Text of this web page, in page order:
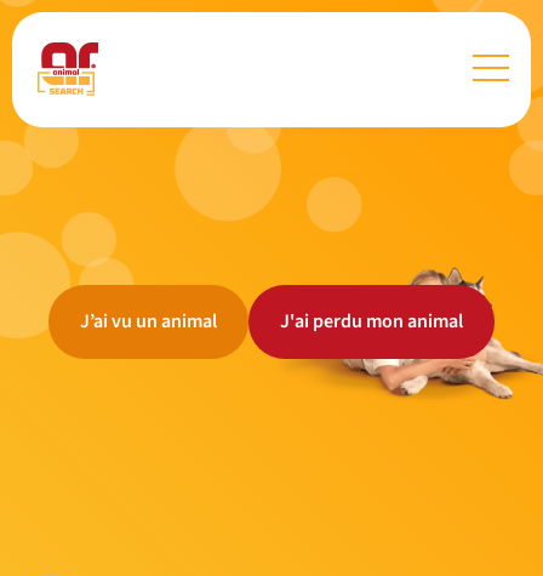
J’ai vu un animal J'ai perdu mon animal